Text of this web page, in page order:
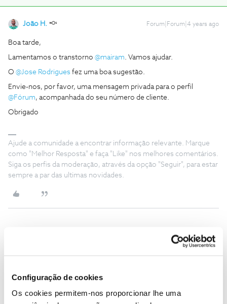
Configuração de cookies
Os cookies permitem-nos proporcionar lhe uma
João H. Forum|Forum|4 years ago
Boa tarde,
Lamentamos o transtorno @mairam. Vamos ajudar.
O @Jose Rodrigues fez uma boa sugestão.
Envie-nos, por favor, uma mensagem privada para o perfil
@Fórum, acompanhada do seu número de cliente.
Obrigado
Ajude a comunidade a encontrar informação relevante. Marque
como "Melhor Resposta" e faça "Like" nos melhores comentários.
Siga os perfis da moderação, através da opção "Seguir", para estar
sempre a par das ultimas novidades.
Forum|Forum|4 years ago